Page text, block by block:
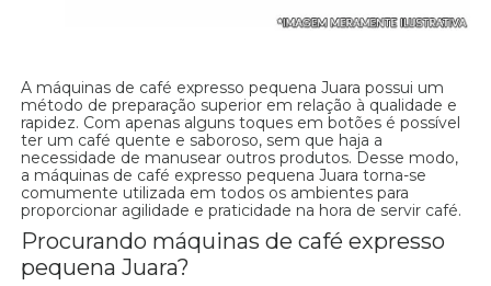
A máquinas de café expresso pequena Juara possui um
método de preparação superior em relação à qualidade e
rapidez. Com apenas alguns toques em botões é possível
ter um café quente e saboroso, sem que haja a
necessidade de manusear outros produtos. Desse modo,
a máquinas de café expresso pequena Juara torna-se
comumente utilizada em todos os ambientes para
proporcionar agilidade e praticidade na hora de servir café.
Procurando máquinas de café expresso
pequena Juara?